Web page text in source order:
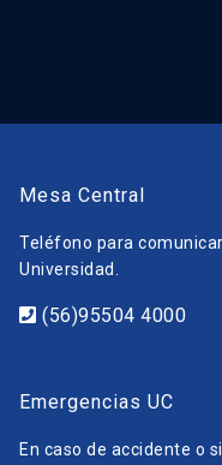
Mesa Central
Teléfono para
Universidad.
(56)95504 4000
Emergencias UC
En caso de accidente o